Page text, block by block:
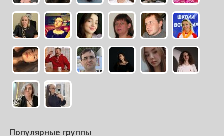
Популярные группы